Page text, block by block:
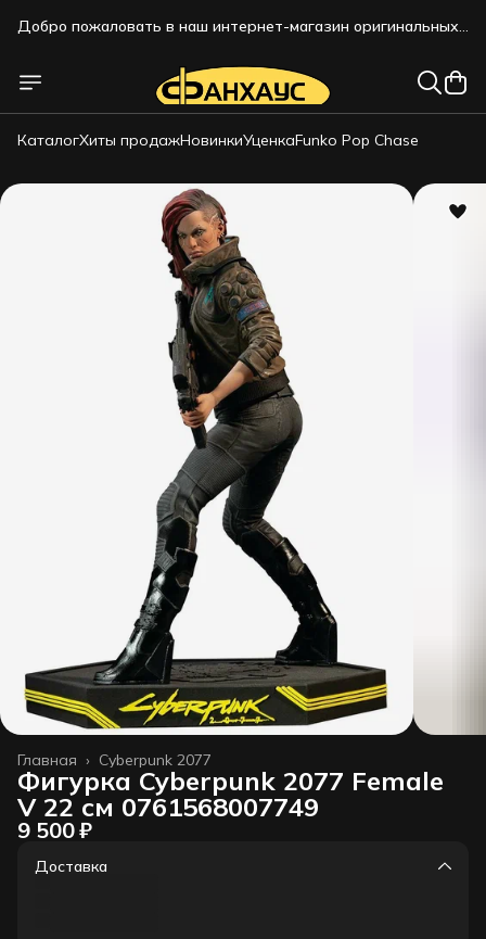
Добро пожаловать в наш интернет-магазин оригинальных
Добро пожаловать в наш интернет-магазин оригинальных
коллекционных фигурок!!!
КаталогХиты продажНовинкиУценкаFunko Pop Chase
Cyberpunk 2077
Главная ›
Фигурка Cyberpunk 2077 Female
V 22 см 0761568007749
9 500 ₽
Доставка